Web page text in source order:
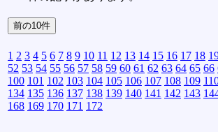
1 2 3 4 5 6 7 8 9 10 11 12 13 14 15 16 17 18
52 53 54 55 56 57 58 59 60 61 62 63 64 65 66
100 101 102 103 104 105 106 107 108 109
134 135 136 137 138 139 140 141 142 143
168 169 170 171 172